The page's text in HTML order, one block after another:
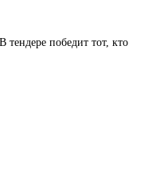
тендере победит тот, кто